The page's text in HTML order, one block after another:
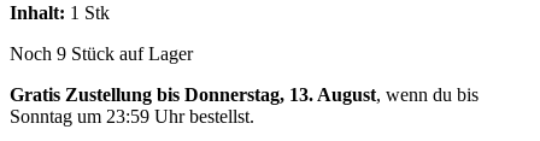
Inhalt: 1 Stk
Noch 9 Stück auf Lager
Gratis Zustellung bis Donnerstag, 13. August, wenn du bis
Sonntag um 23:59 Uhrbestellst.